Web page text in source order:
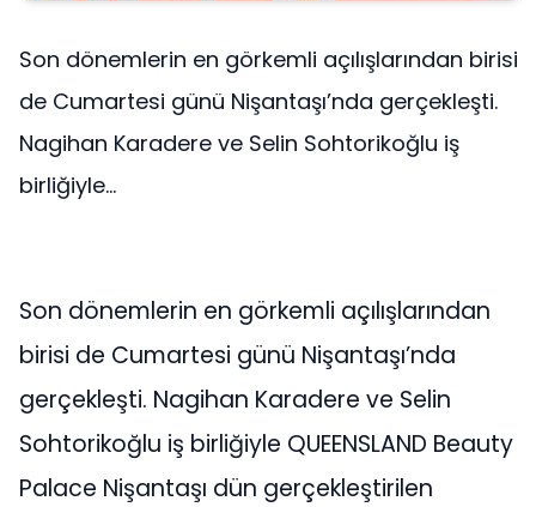
Son dönemlerin en görkemli açılışlarından birisi
de Cumartesi günü Nişantaşı’nda gerçekleşti.
Nagihan Karadere ve Selin Sohtorikoğlu iş
birliğiyle...
Son dönemlerin en görkemli açılışlarından
birisi de Cumartesi günü Nişantaşı’nda
gerçekleşti. Nagihan Karadere ve Selin
Sohtorikoğlu iş birliğiyle QUEENSLAND Beauty
Palace Nişantaşı dün gerçekleştirilen